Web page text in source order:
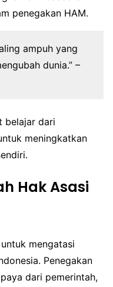
penegakan HAM.
ampuh yang
dunia.” –
belajar dari
meningkatkan
Hak Asasi
mengatasi
Penegakan
dari pemerintah,